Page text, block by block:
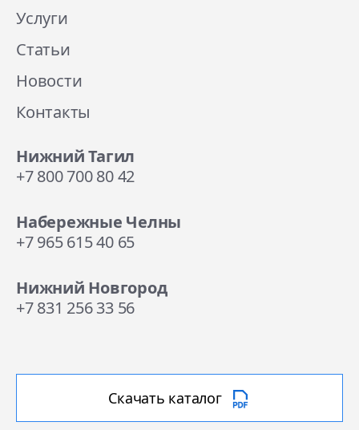
Услуги
Статьи
Новости
Контакты
Нижний Тагил
+7 800 700 80 42
Набережные Челны
+7 965 615 40 65
Нижний Новгород
+7 831 256 33 56
Скачать каталог